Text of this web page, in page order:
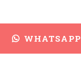
WHATSAPP